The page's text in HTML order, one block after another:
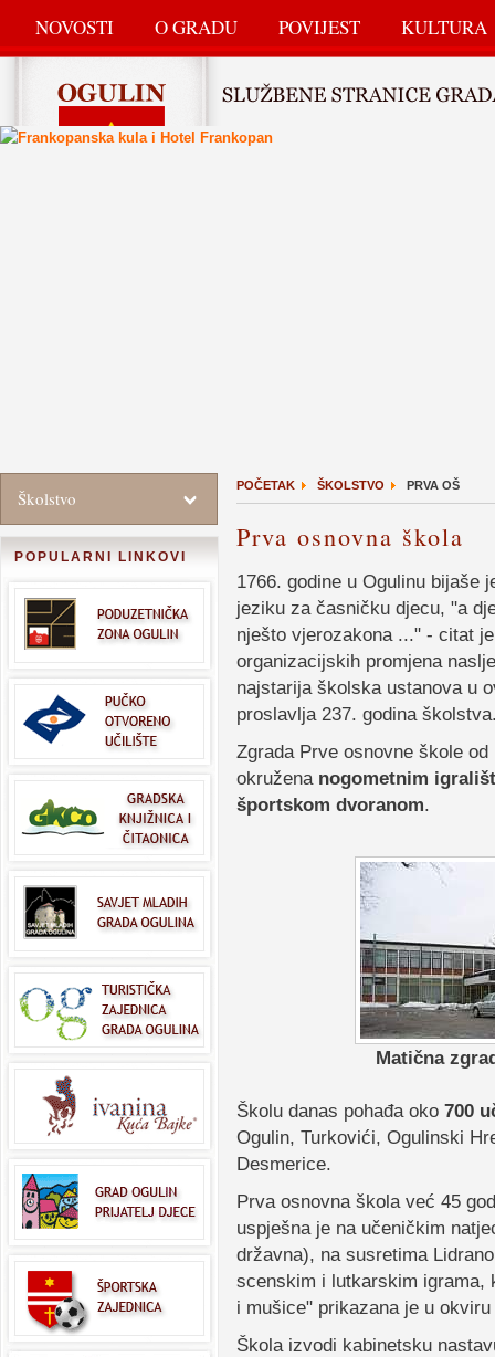
NOVOSTI O GRADU POVIJEST KULTURA
Školstvo
POPULARNI LINKOVI
POČETAK ŠKOLSTVO PRVA OŠ
Prva osnovna škola
1766. godine u Ogulinu bijaše
jeziku za časničku djecu, "a
nješto vjerozakona ..." - citat
organizacijskih promjena
najstarija školska ustanova u
proslavlja 237. godina
Zgrada Prve osnovne škole od
okružena nogometnim
športskom dvoranom.
Matična
Školu danas pohađa oko 700
Ogulin, Turkovići, Ogulinski
Desmerice.
Prva osnovna škola već 45
uspješna je na učeničkim
državna), na susretima
scenskim i lutkarskim igrama,
i mušice" prikazana je u
Škola izvodi kabinetsku